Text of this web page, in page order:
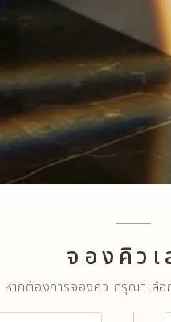
วดโด
องนวดวันอังคาร–พฤหัสบดี
ม HARNN, ORGANIC
จองคิวเ
หากต้องการจองคิว กรุณาเลือ